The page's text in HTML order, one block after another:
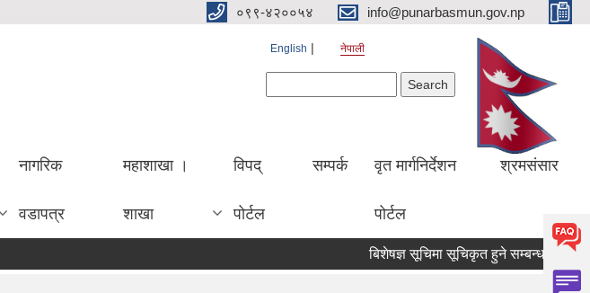
०९९-४२००५४ info@punarbasmun.gov.np
English नेपाली
नागरिक
वडापत्र
महाशाखा ।
शाखा
विपद्
पोर्टल
सम्पर्क वृत मार्गनिर्देशन
पोर्टल
श्रमसंसार
बिशेषज्ञ सूचिमा सूचिकृत हुने सम्बन्धमा ।